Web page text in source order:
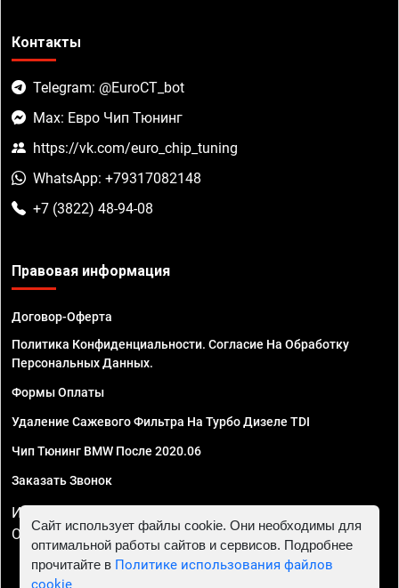
Контакты
Telegram: @EuroCT_bot
Max: Евро Чип Тюнинг
https://vk.com/euro_chip_tuning
WhatsApp: +79317082148
+7 (3822) 48-94-08
Правовая информация
Договор-Оферта
Политика Конфиденциальности. Согласие На Обработку
Персональных Данных.
Формы Оплаты
Удаление Сажевого Фильтра На Турбо Дизеле TDI
Чип Тюнинг BMW После 2020.06
Заказать Звонок
ИП Смирнов Георгий Павлович. ИНН 781302555843,
ОГРНИП 324470400032610
Сайт использует файлы cookie. Они необходимы для
оптимальной работы сайтов и сервисов. Подробнее
прочитайте в Политике использования файлов
cookie